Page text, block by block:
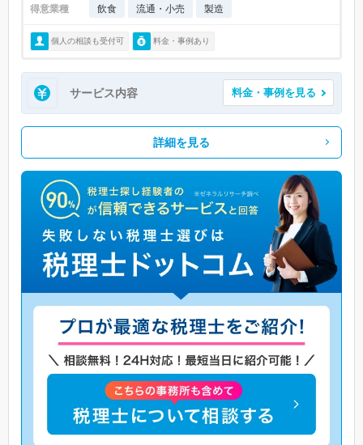
得意業種 飲食 流通・小売 製造
個人の相談も受付可 料金・事例あり
サービス内容 料金・事例を見る
詳細を見る